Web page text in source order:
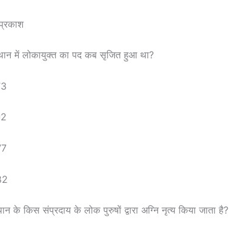
में लोकायुक्त का पद कब सृजित हुआ था?
के किस संप्रदाय के लोक पुरुषों द्वारा अग्नि नृत्य किया जाता है?